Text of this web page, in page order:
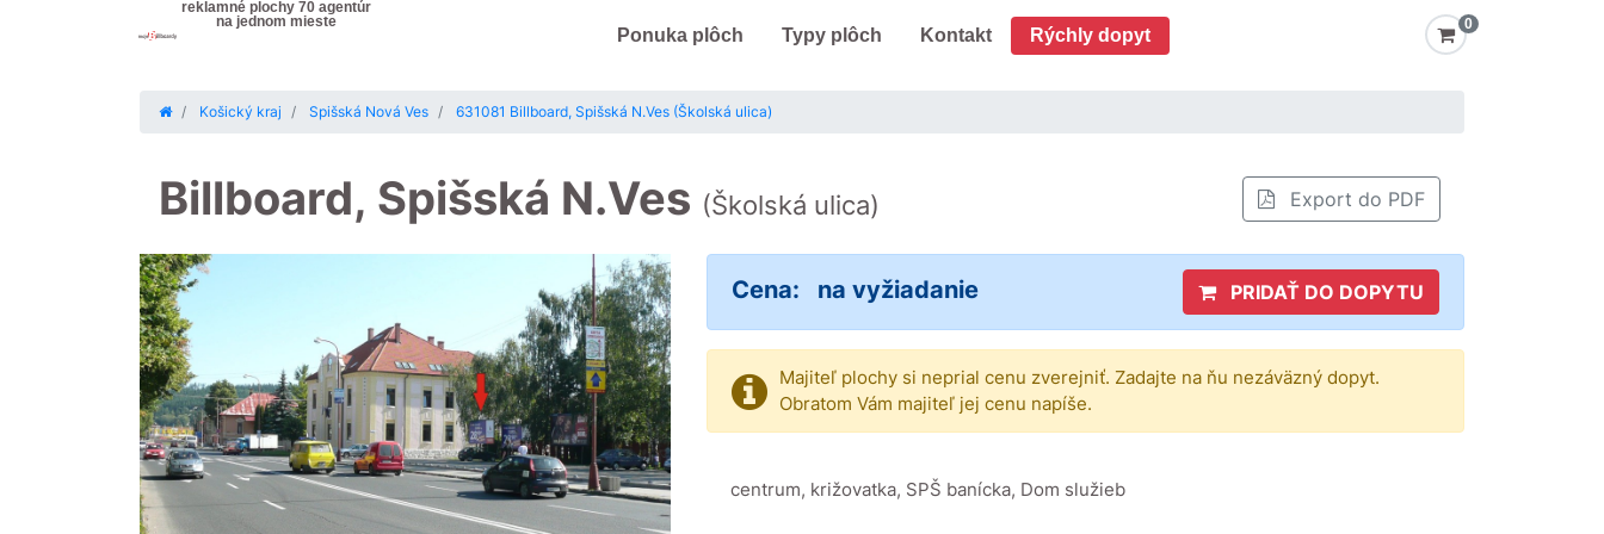
reklamné plochy 70 agentúr
na jednom mieste
Ponuka plôch Typy plôch Kontakt Rýchly dopyt
0
Košický kraj Spišská Nová Ves 631081 Billboard, Spišská N.Ves (Školská ulica)
Billboard, Spišská N.Ves (Školská ulica) Export do PDF
Cena: na vyžiadanie PRIDAŤ DO DOPYTU
Majiteľ plochy si neprial cenu zverejniť. Zadajte na ňu nezáväzný dopyt.
Obratom Vám majiteľ jej cenu napíše.
centrum, križovatka, SPŠ banícka, Dom služieb